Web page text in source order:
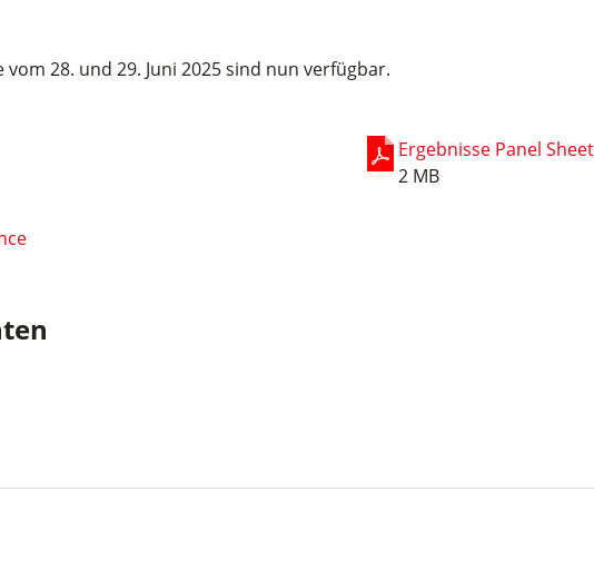
28. und 29. Juni 2025 sind nun verfügbar.
Ergebnisse Panel
2 MB